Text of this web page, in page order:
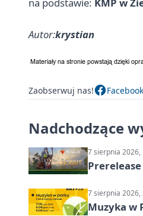
Autor:krystian
Zaobserwuj nas! Facebook
Nadchodzące
7 sierpnia 2026,
7 sierpnia 2026,
Muzyka w